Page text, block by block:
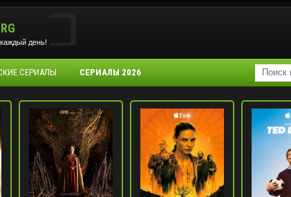
день!
СЕРИАЛЫ СЕРИАЛЫ 2026